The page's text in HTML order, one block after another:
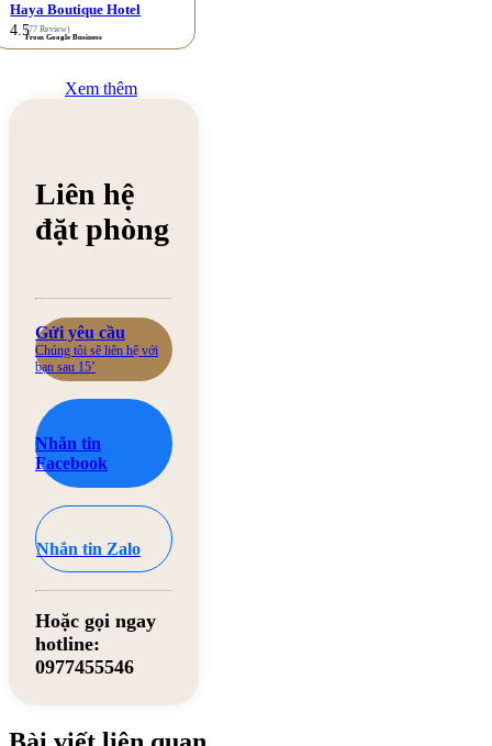
Haya Boutique Hotel
4.5(77 Review)
From Google Business
Xem thêm
Liên hệ
đặt phòng
Gửi yêu cầu
Chúng tôi sẽ liên hệ với
bạn sau 15’
Nhắn tin
Facebook
Nhắn tin Zalo
Hoặc gọi ngay
hotline:
0977455546